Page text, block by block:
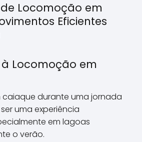
Locomoção em
Eficientes
Locomoção em
caiaque durante uma jornada
uma experiência
em lagoas
o verão.